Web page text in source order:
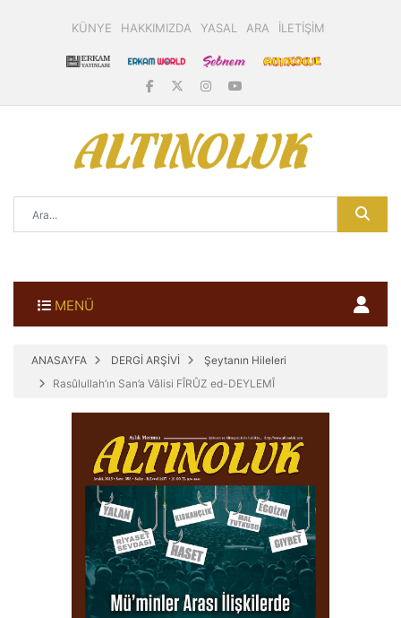
KÜNYE HAKKIMIZDA YASAL ARA İLETİŞİM
MENÜ
ANASAYFA DERGİ ARŞİVİ
Şeytanın Hileleri
Rasûlullah’ın San’a Vâlisi FÎRÛZ ed-DEYLEMÎ